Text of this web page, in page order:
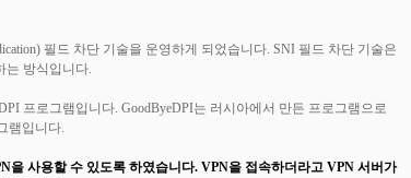
필드 차단 기술을 운영하게 되었습니다. SNI 필드 차단 기술은
는 방식입니다.
프로그램입니다. GoodByeDPI는 러시아에서 만든 프로그램으로
램입니다.
을 사용할 수 있도록 하였습니다. VPN을 접속하더라고 VPN 서버가